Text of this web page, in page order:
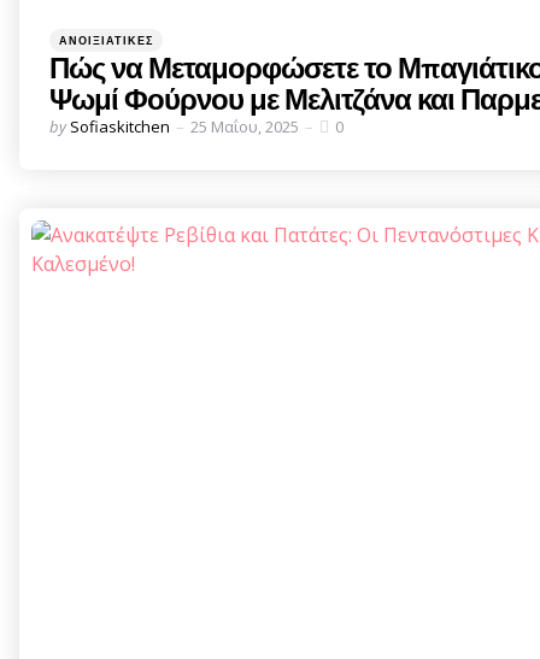
Categories
Posted
ΑΝΟΙΞΙΆΤΙΚΕΣ
Πώς να Μεταμορφώσετε το
Ψωμί Φούρνου με Μελιτζάνα και
Posted
by Sofiaskitchen 25 Μαΐου, 2025 0